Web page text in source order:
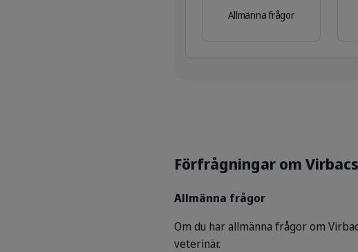
Allmänna frågor
Förfrågningar om
Allmänna frågor
Om du har allmänna frågor om
veterinär.